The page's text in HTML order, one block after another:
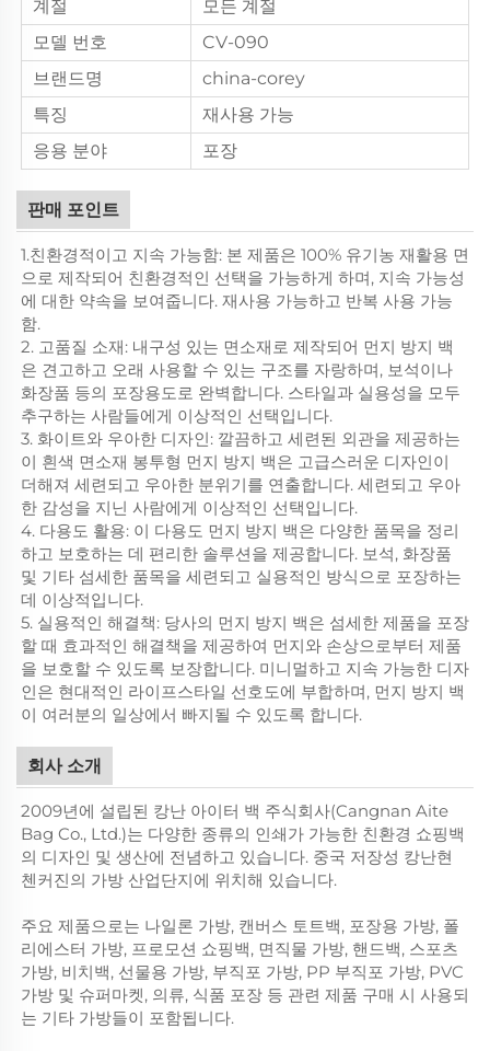
계절
모든 계절
모델 번호
CV-090
브랜드명
china-corey
특징
재사용 가능
응용 분야
포장
판매 포인트
1.친환경적이고 지속 가능함: 본 제품은 100% 유기농 재활용 면
으로 제작되어 친환경적인 선택을 가능하게 하며, 지속 가능성
에 대한 약속을 보여줍니다. 재사용 가능하고 반복 사용 가능
함.
2. 고품질 소재: 내구성 있는 면소재로 제작되어 먼지 방지 백
은 견고하고 오래 사용할 수 있는 구조를 자랑하며, 보석이나
화장품 등의 포장용도로 완벽합니다. 스타일과 실용성을 모두
추구하는 사람들에게 이상적인 선택입니다.
3. 화이트와 우아한 디자인: 깔끔하고 세련된 외관을 제공하는
이 흰색 면소재 봉투형 먼지 방지 백은 고급스러운 디자인이
더해져 세련되고 우아한 분위기를 연출합니다. 세련되고 우아
한 감성을 지닌 사람에게 이상적인 선택입니다.
4. 다용도 활용: 이 다용도 먼지 방지 백은 다양한 품목을 정리
하고 보호하는 데 편리한 솔루션을 제공합니다. 보석, 화장품
및 기타 섬세한 품목을 세련되고 실용적인 방식으로 포장하는
데 이상적입니다.
5. 실용적인 해결책: 당사의 먼지 방지 백은 섬세한 제품을 포장
할 때 효과적인 해결책을 제공하여 먼지와 손상으로부터 제품
을 보호할 수 있도록 보장합니다. 미니멀하고 지속 가능한 디자
인은 현대적인 라이프스타일 선호도에 부합하며, 먼지 방지 백
이 여러분의 일상에서 빠지될 수 있도록 합니다.
회사 소개
2009년에 설립된 캉난 아이터 백 주식회사(Cangnan Aite
Bag Co., Ltd.)는 다양한 종류의 인쇄가 가능한 친환경 쇼핑백
의 디자인 및 생산에 전념하고 있습니다. 중국 저장성 캉난현
첸커진의 가방 산업단지에 위치해 있습니다.
주요 제품으로는 나일론 가방, 캔버스 토트백, 포장용 가방, 폴
리에스터 가방, 프로모션 쇼핑백, 면직물 가방, 핸드백, 스포츠
가방, 비치백, 선물용 가방, 부직포 가방, PP 부직포 가방, PVC
가방 및 슈퍼마켓, 의류, 식품 포장 등 관련 제품 구매 시 사용되
는 기타 가방들이 포함됩니다.